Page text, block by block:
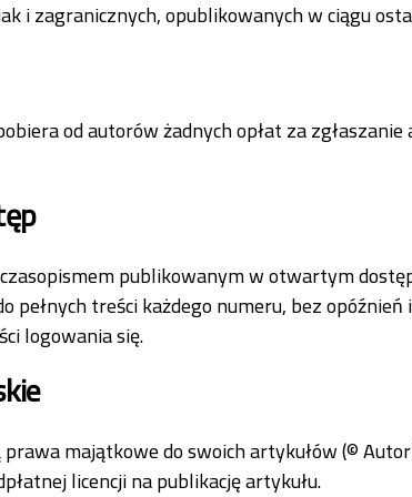
i zagranicznych, opublikowanych w ciągu
od autorów żadnych opłat za
publikowanym w otwartym
pełnych treści każdego numeru, bez
logowania się.
majątkowe do swoich artykułów (©
licencji na publikację artykułu.